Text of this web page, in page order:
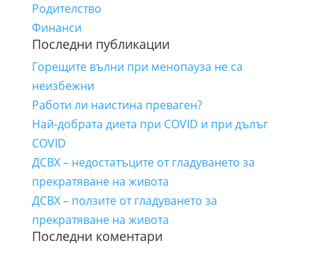
Родителство
Финанси
Последни публикации
Горещите вълни при менопауза не са
неизбежни
Работи ли наистина преваген?
Най-добрата диета при COVID и при дълъг
COVID
ДСВХ – недостатъците от гладуването за
прекратяване на живота
ДСВХ – ползите от гладуването за
прекратяване на живота
Последни коментари